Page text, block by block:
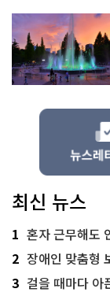
최신 뉴스
1 혼자 근무해도
2 장애인 맞춤형
3 걸을 때마다 아픈